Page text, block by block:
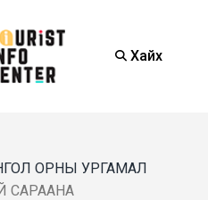
Хайх
ОРНЫ УРГАМАЛ
САРААНА